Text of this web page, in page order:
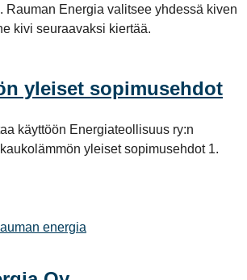
Rauman Energia valitsee yhdessä kiven
kivi seuraavaksi kiertää.
yleiset sopimusehdot
käyttöön Energiateollisuus ry:n
yleiset sopimusehdot 1.